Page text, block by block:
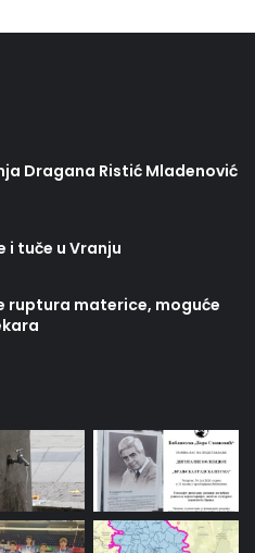
Dragana Ristić Mladenović
i tuče u Vranju
ruptura materice, moguće